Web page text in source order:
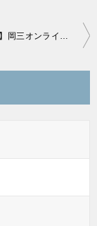
【裏幹事情報】岡三オンライン証券がディーエムソリューションズの委託幹事証券！